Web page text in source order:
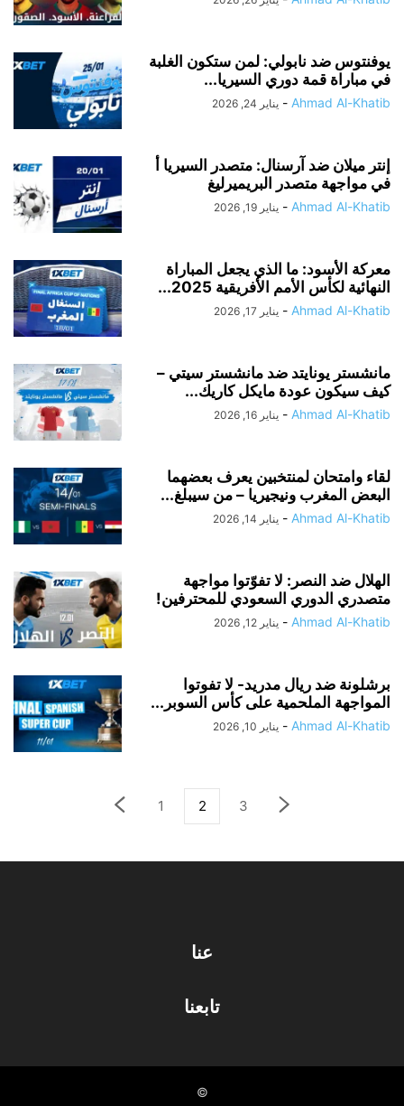
يوفنتوس ضد نابولي: لمن ستكون الغلبة
في مباراة قمة دوري السيريا...
Ahmad Al-Khatib
- يناير 24, 2026
إنتر ميلان ضد آرسنال: متصدر السيريا أ
في مواجهة متصدر البريميرليغ
Ahmad Al-Khatib
- يناير 19, 2026
معركة الأسود: ما الذي يجعل المباراة
النهائية لكأس الأمم الأفريقية 2025...
Ahmad Al-Khatib
- يناير 17, 2026
مانشستر يونايتد ضد مانشستر سيتي –
كيف سيكون عودة مايكل كاريك...
Ahmad Al-Khatib
- يناير 16, 2026
لقاء وامتحان لمنتخبين يعرف بعضهما
البعض المغرب ونيجيريا – من سيبلغ...
Ahmad Al-Khatib
- يناير 14, 2026
الهلال ضد النصر: لا تفوّتوا مواجهة
متصدري الدوري السعودي للمحترفين!
Ahmad Al-Khatib
- يناير 12, 2026
برشلونة ضد ريال مدريد- لا تفوتوا
المواجهة الملحمية على كأس السوبر...
Ahmad Al-Khatib
- يناير 10, 2026
1 2 3
عنا
تابعنا
©